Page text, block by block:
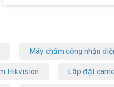
Máy chấm công nhận
Hikvision Lắp đặt